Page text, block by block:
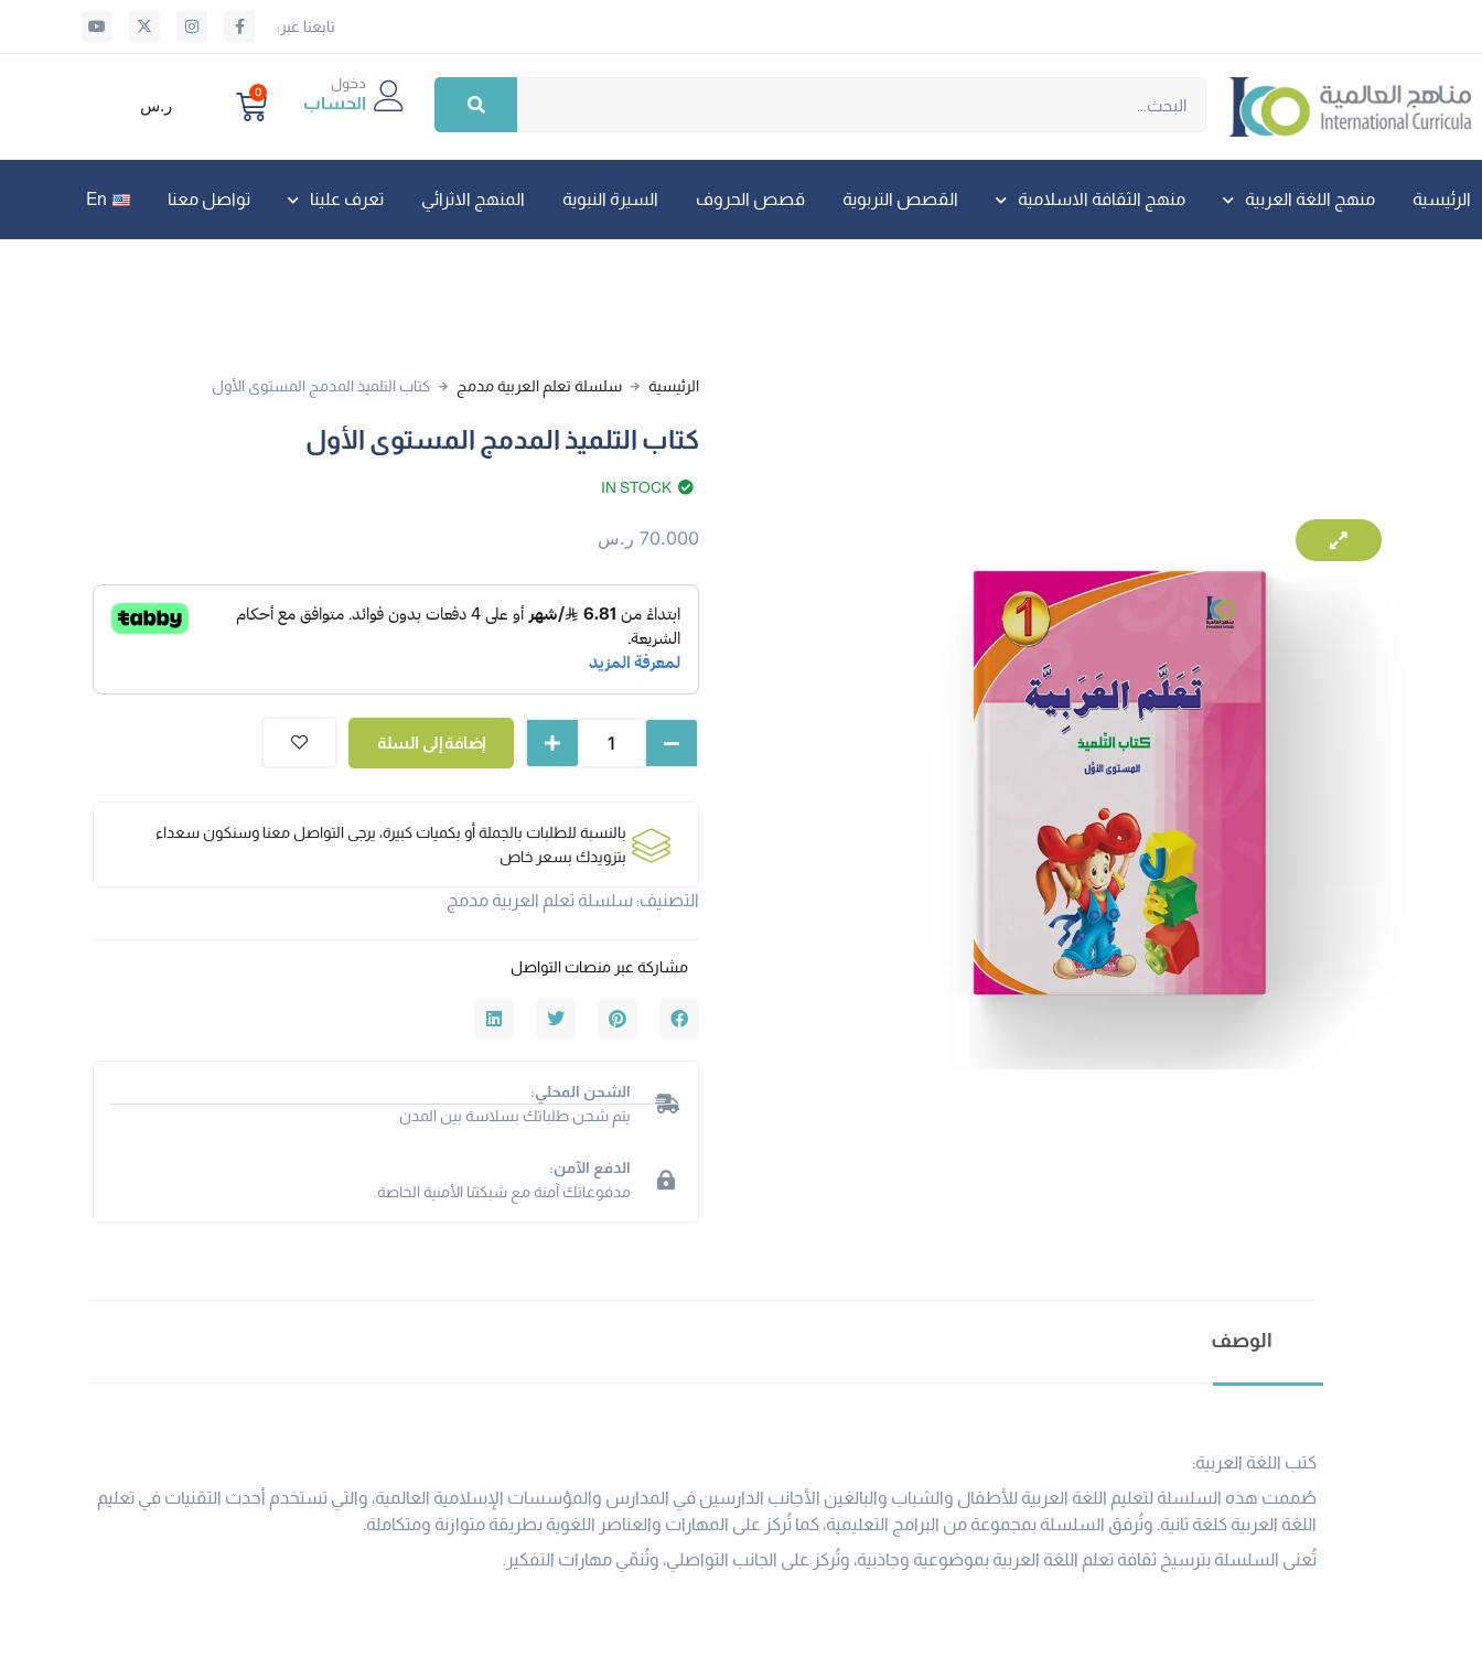
تابعنا عبر:
دخول
الحساب
0
ر.س
الرئيسية منهج اللغة العربية منهج الثقافة الاسلامية القصص التربوية قصص الحروف السيرة النبوية المنهج الاثرائي تعرف علينا تواصل معنا En
الرئيسية سلسلة تعلم العربية مدمج كتاب التلميذ المدمج المستوى الأول
كتاب التلميذ المدمج المستوى الأول
IN STOCK
70.000 ر.س
إضافة إلى السلة
بالنسبة للطلبات بالجملة أو بكميات كبيرة، يرجى التواصل معنا وسنكون سعداء
بتزويدك بسعر خاص
التصنيف: سلسلة تعلم العربية مدمج
مشاركة عبر منصات التواصل
الشحن المحلي:
يتم شحن طلباتك بسلاسة بين المدن
الدفع الآمن:
مدفوعاتك آمنة مع شبكتنا الأمنية الخاصة.
الوصف
كتب اللغة العربية:
صُممت هذه السلسلة لتعليم اللغة العربية للأطفال والشباب والبالغين الأجانب الدارسين في المدارس والمؤسسات الإسلامية العالمية، والتي تستخدم أحدث التقنيات في تعليم
اللغة العربية كلغة ثانية. وتُرفق السلسلة بمجموعة من البرامج التعليمية، كما تُركز على المهارات والعناصر اللغوية بطريقة متوازنة ومتكاملة.
تُعنى السلسلة بترسيخ ثقافة تعلم اللغة العربية بموضوعية وجاذبية، وتُركز على الجانب التواصلي، وتُنمّي مهارات التفكير.